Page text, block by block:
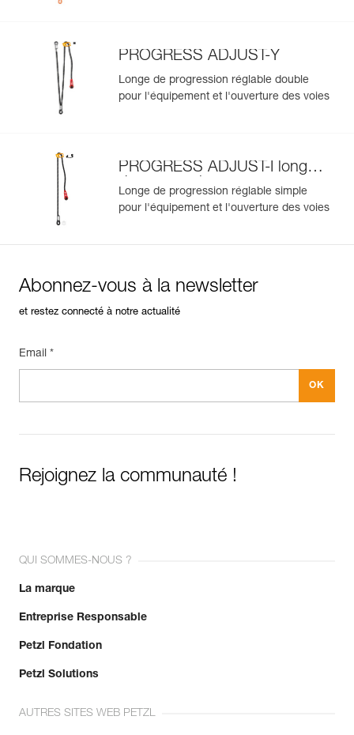
Importez et exportez facilement vos données EPI
existantes.
Voir l'historique d'un produit à partir de sa date de
fabrication.
PROGRESS ADJUST-Y
Longe de progression réglable double
pour l'équipement et l'ouverture des voies
PROGRESS ADJUST-I longe
de progression
Longe de progression réglable simple
pour l'équipement et l'ouverture des voies
Abonnez-vous à la newsletter
et restez connecté à notre actualité
Email *
Rejoignez la communauté !
QUI SOMMES-NOUS ?
La marque
Entreprise Responsable
Petzl Fondation
Petzl Solutions
AUTRES SITES WEB PETZL